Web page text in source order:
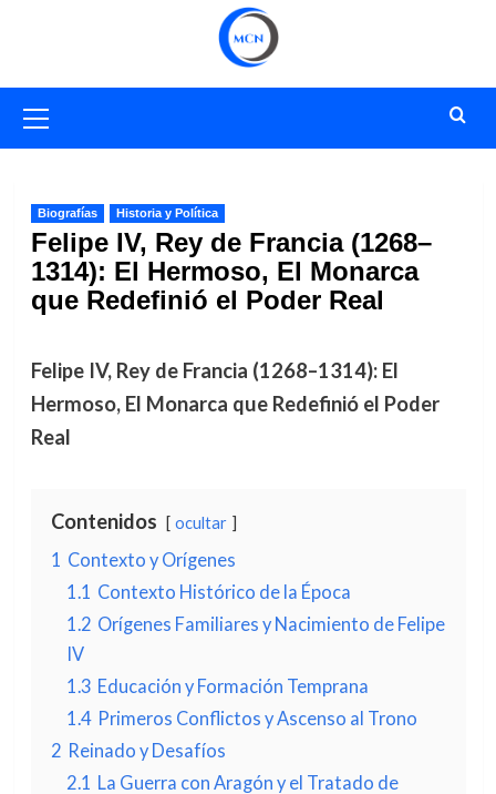
primario
Biografías Historia y Política
Felipe IV, Rey de Francia (1268–
1314): El Hermoso, El Monarca
que Redefinió el Poder Real
Felipe IV, Rey de Francia (1268–1314): El
Hermoso, El Monarca que Redefinió el Poder
Real
Contenidos ocultar
1 Contexto y Orígenes
1.1 Contexto Histórico de la Época
1.2 Orígenes Familiares y Nacimiento de Felipe
IV
1.3 Educación y Formación Temprana
1.4 Primeros Conflictos y Ascenso al Trono
2 Reinado y Desafíos
2.1 La Guerra con Aragón y el Tratado de